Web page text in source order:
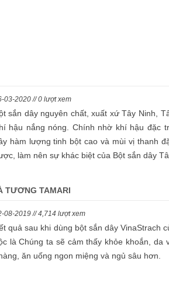
03-2020 // 0 lượt xem
sắn dây nguyên chất, xuất xứ Tây Ninh,
hậu nắng nóng. Chính nhờ khí hậu đặc
hàm lượng tinh bột cao và mùi vị thanh
làm nên sự khác biệt của Bột sắn dây
TƯƠNG TAMARI
08-2019 // 4,714 lượt xem
quả sau khi dùng bột sắn dây VinaStrach
là Chúng ta sẽ cảm thấy khỏe khoắn, da
ăn uống ngon miệng và ngủ sâu hơn.